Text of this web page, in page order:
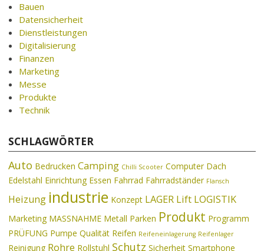
Bauen
Datensicherheit
Dienstleistungen
Digitalisierung
Finanzen
Marketing
Messe
Produkte
Technik
SCHLAGWÖRTER
Auto Bedrucken Camping Chilli Scooter Computer Dach
Edelstahl Einrichtung Essen Fahrrad Fahrradständer Flansch
Heizung industrie Konzept LAGER Lift LOGISTIK
Marketing MASSNAHME Metall Parken Produkt Programm
PRÜFUNG Pumpe Qualität Reifen Reifeneinlagerung Reifenlager
Reinigung Rohre Rollstuhl Schutz Sicherheit Smartphone